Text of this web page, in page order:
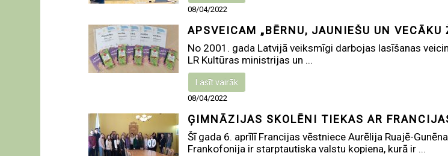
08/04/2022
APSVEICAM „BĒRNU, JAUNIEŠU UN
No 2001. gada Latvijā veiksmīgi darbojas lasīšanas
LR Kultūras ministrijas un ...
Lasīt vairāk
08/04/2022
ĢIMNĀZIJAS SKOLĒNI TIEKAS AR
Šī gada 6. aprīlī Francijas vēstniece Aurēlija Ruajē-
Frankofonija ir starptautiska valstu kopiena, kurā ir ...